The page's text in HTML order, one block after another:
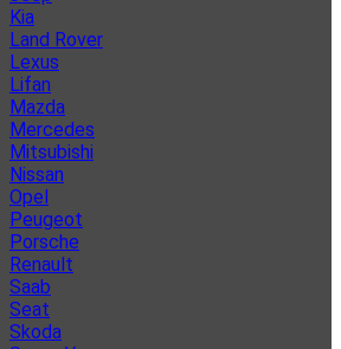
Kia
Land Rover
Lexus
Lifan
Mazda
Mercedes
Mitsubishi
Nissan
Opel
Peugeot
Porsche
Renault
Saab
Seat
Skoda